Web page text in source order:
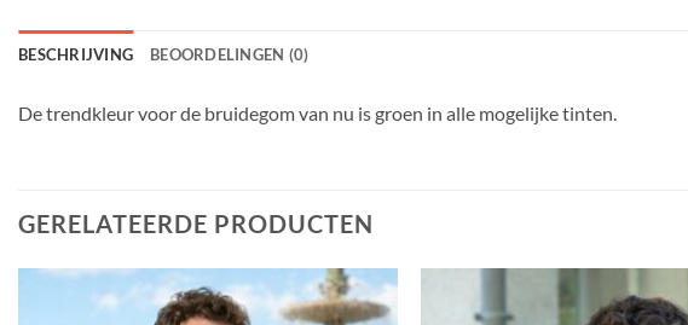
BESCHRIJVING BEOORDELINGEN (0)
De trendkleur voor de bruidegom van nu is groen in alle mogelijke tinten.
GERELATEERDE PRODUCTEN